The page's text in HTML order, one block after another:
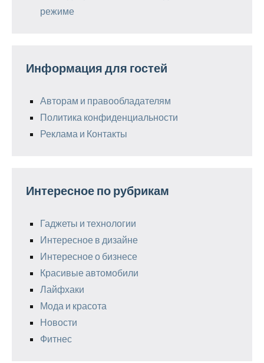
режиме
Информация для гостей
Авторам и правообладателям
Политика конфиденциальности
Реклама и Контакты
Интересное по рубрикам
Гаджеты и технологии
Интересное в дизайне
Интересное о бизнесе
Красивые автомобили
Лайфхаки
Мода и красота
Новости
Фитнес